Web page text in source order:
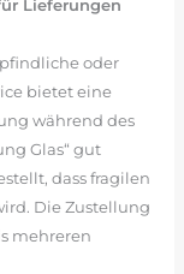
Lieferungen
oder
bietet eine
während des
Glas“ gut
dass fragilen
Die Zustellung
mehreren